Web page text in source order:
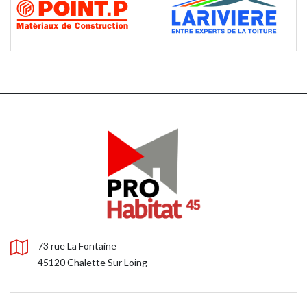
73 rue La Fontaine
45120 Chalette Sur Loing